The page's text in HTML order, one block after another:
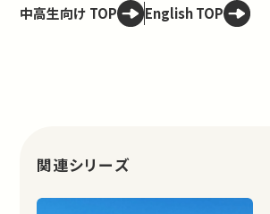
中高生向け TOP English TOP
関連シリーズ